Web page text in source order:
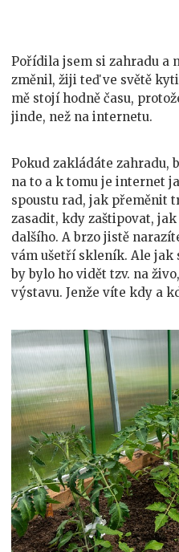
Pořídila jsem si zahradu a
změnil, žiji teď ve světě
mě stojí hodně času,
jinde, než na internetu.
Pokud zakládáte zahradu,
na to a k tomu je internet
spoustu rad, jak přeměnit
zasadit, kdy zaštipovat,
dalšího. A brzo jistě
vám ušetří skleník. Ale jak
by bylo ho vidět tzv. na
výstavu. Jenže víte kdy a